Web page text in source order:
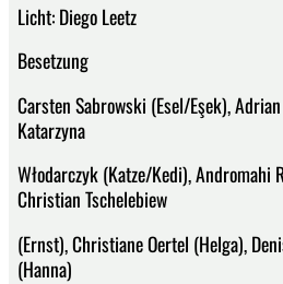
Licht: Diego Leetz
Besetzung
Carsten Sabrowski (Esel/Eşek),
Katarzyna
Włodarczyk (Katze/Kedi), Andromahi
Christian Tschelebiew
(Ernst), Christiane Oertel (Helga),
(Hanna)